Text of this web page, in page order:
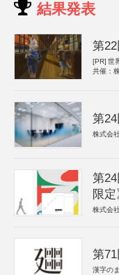
結果発表
第
[PR] 世
共催：
第
株式会
第
限定
株式会
第
漢字の